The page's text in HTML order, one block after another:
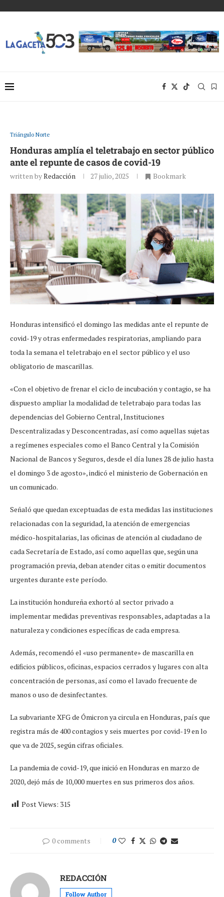
Triángulo Norte
Honduras amplía el teletrabajo en sector público
ante el repunte de casos de covid-19
written byRedacción 27 julio, 2025 Bookmark
Honduras intensificó el domingo las medidas ante el repunte de
covid-19 y otras enfermedades respiratorias, ampliando para
toda la semana el teletrabajo en el sector público y el uso
obligatorio de mascarillas.
«Con el objetivo de frenar el ciclo de incubación y contagio, se ha
dispuesto ampliar la modalidad de teletrabajo para todas las
dependencias del Gobierno Central, Instituciones
Descentralizadas y Desconcentradas, así como aquellas sujetas
a regímenes especiales como el Banco Central y la Comisión
Nacional de Bancos y Seguros, desde el día lunes 28 de julio hasta
el domingo 3 de agosto», indicó el ministerio de Gobernación en
un comunicado.
Señaló que quedan exceptuadas de esta medidas las instituciones
relacionadas con la seguridad, la atención de emergencias
médico-hospitalarias, las oficinas de atención al ciudadano de
cada Secretaría de Estado, así como aquellas que, según una
programación previa, deban atender citas o emitir documentos
urgentes durante este período.
La institución hondureña exhortó al sector privado a
implementar medidas preventivas responsables, adaptadas a la
naturaleza y condiciones específicas de cada empresa.
Además, recomendó el «uso permanente» de mascarilla en
edificios públicos, oficinas, espacios cerrados y lugares con alta
concentración de personas, así como el lavado frecuente de
manos o uso de desinfectantes.
La subvariante XFG de Ómicron ya circula en Honduras, país que
registra más de 400 contagios y seis muertes por covid-19 en lo
que va de 2025, según cifras oficiales.
La pandemia de covid-19, que inició en Honduras en marzo de
2020, dejó más de 10,000 muertes en sus primeros dos años.
Post Views: 315
0 comments 0
REDACCIÓN
Follow Author